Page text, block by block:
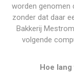
worden
zonder dat daar
Bakkerij
volgende
Hoe